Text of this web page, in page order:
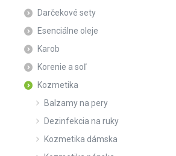
Darčekové sety
Esenciálne oleje
Karob
Korenie a soľ
Kozmetika
Balzamy na pery
Dezinfekcia na ruky
Kozmetika dámska